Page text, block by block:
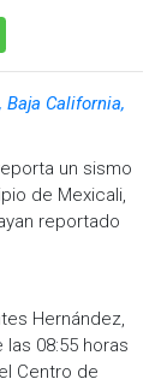
California,
un sismo
de Mexicali,
reportado
Hernández,
08:55 horas
Centro de